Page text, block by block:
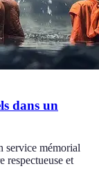
dans un
service mémorial
respectueuse et